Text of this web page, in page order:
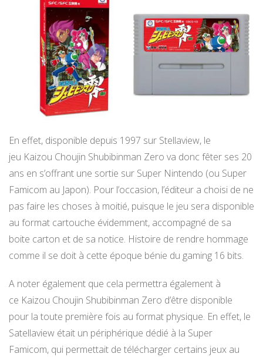
En effet, disponible depuis 1997 sur Stellaview, le
jeu Kaizou Choujin Shubibinman Zero va donc fêter ses 20
ans en s’offrant une sortie sur Super Nintendo (ou Super
Famicom au Japon). Pour l’occasion, l’éditeur a choisi de ne
pas faire les choses à moitié, puisque le jeu sera disponible
au format cartouche évidemment, accompagné de sa
boite carton et de sa notice. Histoire de rendre hommage
comme il se doit à cette époque bénie du gaming 16 bits.
A noter également que cela permettra également à
ce Kaizou Choujin Shubibinman Zero d’être disponible
pour la toute première fois au format physique. En effet, le
Satellaview était un périphérique dédié à la Super
Famicom, qui permettait de télécharger certains jeux au